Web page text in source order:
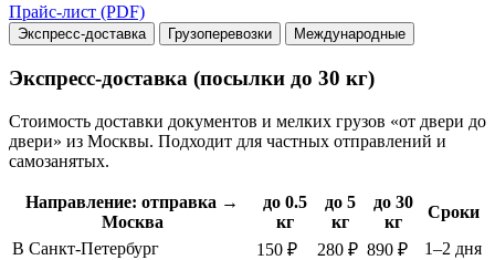
Прайс-лист (PDF)
Экспресс-доставка Грузоперевозки Международные
Экспресс-доставка (посылки до 30 кг)
Стоимость доставки документов и мелких грузов «от двери до
двери» из Москвы. Подходит для частных отправлений и
самозанятых.
Направление: отправка →
Москва
до 0.5
кг
до 5
кг
до 30
кг
Сроки
В Санкт-Петербург
150 ₽ 280 ₽ 890 ₽ 1–2 дня